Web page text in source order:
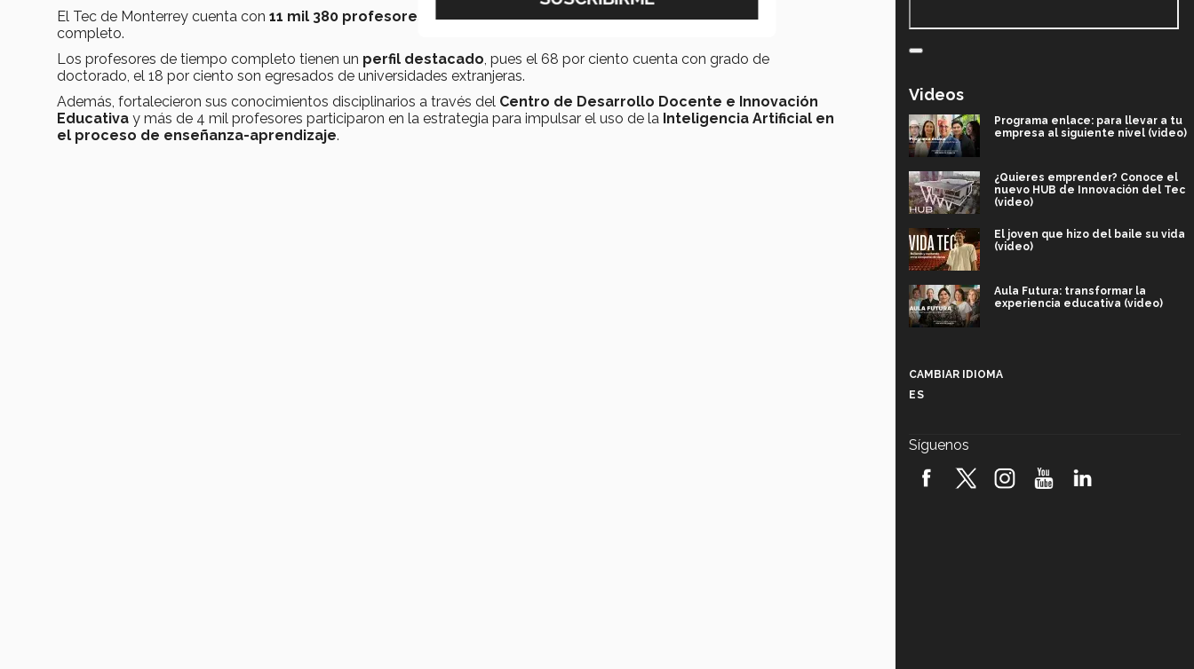
El Tec de Monterrey cuenta con 11 mil 380 profesores, de los cuales, en este año,238ingresaron de tiempo
completo.
Los profesores de tiempo completo tienen un perfil destacado, pues el 68 por ciento cuenta con grado de
doctorado, el 18 por ciento son egresados de universidades extranjeras.
Además, fortalecieron sus conocimientos disciplinarios a través del Centro de Desarrollo Docente e Innovación
Educativa y más de 4 mil profesores participaron en la estrategia para impulsar el uso de la Inteligencia Artificial en
el proceso de enseñanza-aprendizaje.
Videos
Programa enlace: para llevar a tu
empresa al siguiente nivel (video)
¿Quieres emprender? Conoce el
nuevo HUB de Innovación del Tec
(video)
El joven que hizo del baile su vida
(video)
Aula Futura: transformar la
experiencia educativa (video)
robótica FIRST 2026! (video)
CAMBIAR IDIOMA
ES
Síguenos